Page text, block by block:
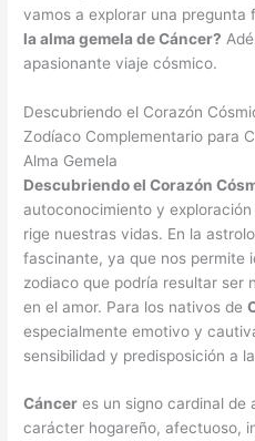
vamos a explorar una pregunta
la alma gemela de Cáncer?
apasionante viaje cósmico.
Descubriendo el Corazón
Zodíaco Complementario para
Alma Gemela
Descubriendo el Corazón
autoconocimiento y
rige nuestras vidas. En la
fascinante, ya que nos permite
zodiaco que podría resultar ser
en el amor. Para los nativos de
especialmente emotivo y
sensibilidad y predisposición a
Cáncer es un signo cardinal de
carácter hogareño, afectuoso,